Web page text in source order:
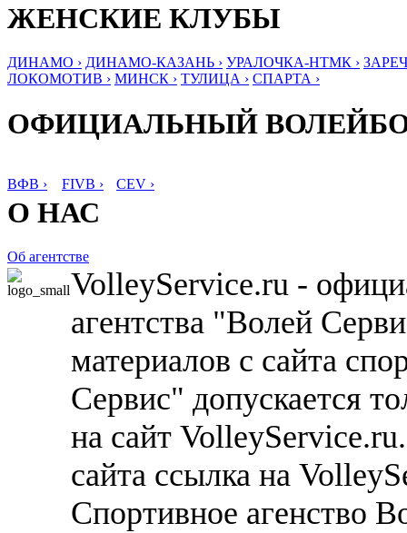
ЖЕНСКИЕ КЛУБЫ
ДИНАМО › ДИНАМО-КАЗАНЬ › УРАЛОЧКА-НТМК ›
ЛОКОМОТИВ › МИНСК › ТУЛИЦА › СПАРТА ›
ОФИЦИАЛЬНЫЙ
ВФВ › FIVB › CEV ›
О НАС
Об агентстве
VolleyService.ru -
агентства "Волей
материалов с сайта
Сервис" допускается
на сайт
сайта ссылка на
Спортивное агенство